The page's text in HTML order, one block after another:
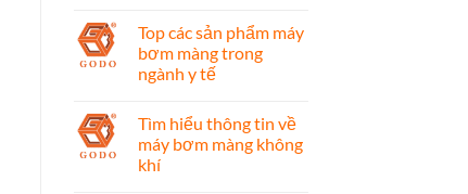
Top các sản phẩm máy
bơm màng trong
ngành y tế
Tìm hiểu thông tin về
máy bơm màng không
khí